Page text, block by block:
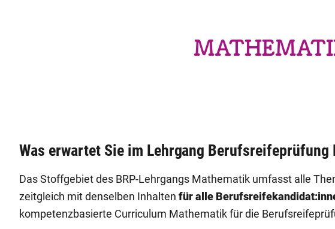
Was erwartet Sie im Lehrgang Berufsreifeprüfung
Das Stoffgebiet des BRP-Lehrgangs Mathematik umfasst alle
zeitgleich mit denselben Inhalten für alle
kompetenzbasierte Curriculum Mathematik für die